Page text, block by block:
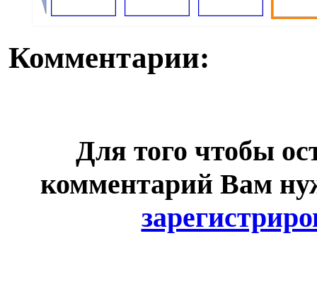
Комментарии:
Для того чтобы
комментарий Вам